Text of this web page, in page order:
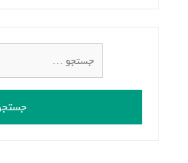
معرفی
انواع،
کاربردها